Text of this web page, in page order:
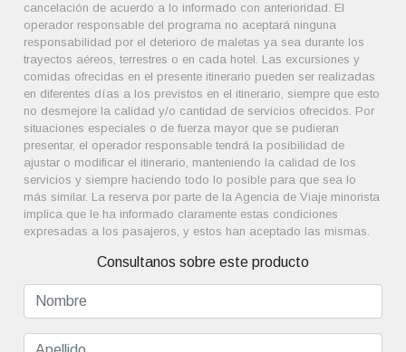
cancelación de acuerdo a lo informado con anterioridad. El
operador responsable del programa no aceptará ninguna
responsabilidad por el deterioro de maletas ya sea durante los
trayectos aéreos, terrestres o en cada hotel. Las excursiones y
comidas ofrecidas en el presente itinerario pueden ser realizadas
en diferentes días a los previstos en el itinerario, siempre que esto
no desmejore la calidad y/o cantidad de servicios ofrecidos. Por
situaciones especiales o de fuerza mayor que se pudieran
presentar, el operador responsable tendrá la posibilidad de
ajustar o modificar el itinerario, manteniendo la calidad de los
servicios y siempre haciendo todo lo posible para que sea lo
más similar. La reserva por parte de la Agencia de Viaje minorista
implica que le ha informado claramente estas condiciones
expresadas a los pasajeros, y estos han aceptado las mismas.
Consultanos sobre este producto